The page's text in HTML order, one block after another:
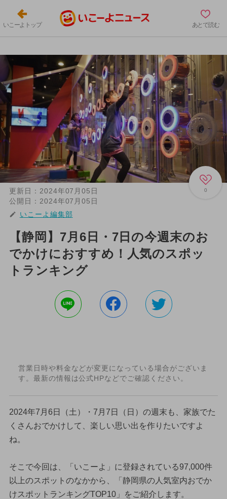
いこーよトップ あとで読む
0
更新日： 2024年07月05日
公開日： 2024年07月05日
いこーよ編集部
【静岡】7月6日・7日の今週末のお
でかけにおすすめ！人気のスポッ
トランキング
営業日時や料金などが変更になっている場合がございま
す。最新の情報は公式HPなどでご確認ください。
2024年7月6日（土）・7月7日（日）の週末も、家族でた
くさんおでかけして、楽しい思い出を作りたいですよ
ね。
そこで今回は、「いこーよ」に登録されている97,000件
以上のスポットのなかから、「静岡県の人気室内おでか
けスポットランキングTOP10」をご紹介します。